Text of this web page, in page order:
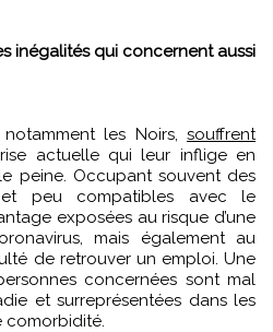
inégalités qui concernent aussi
les Noirs, souffrent
actuelle qui leur inflige en
peine. Occupant souvent des
peu compatibles avec le
exposées au risque d’une
mais également au
de retrouver un emploi. Une
concernées sont mal
et surreprésentées dans les